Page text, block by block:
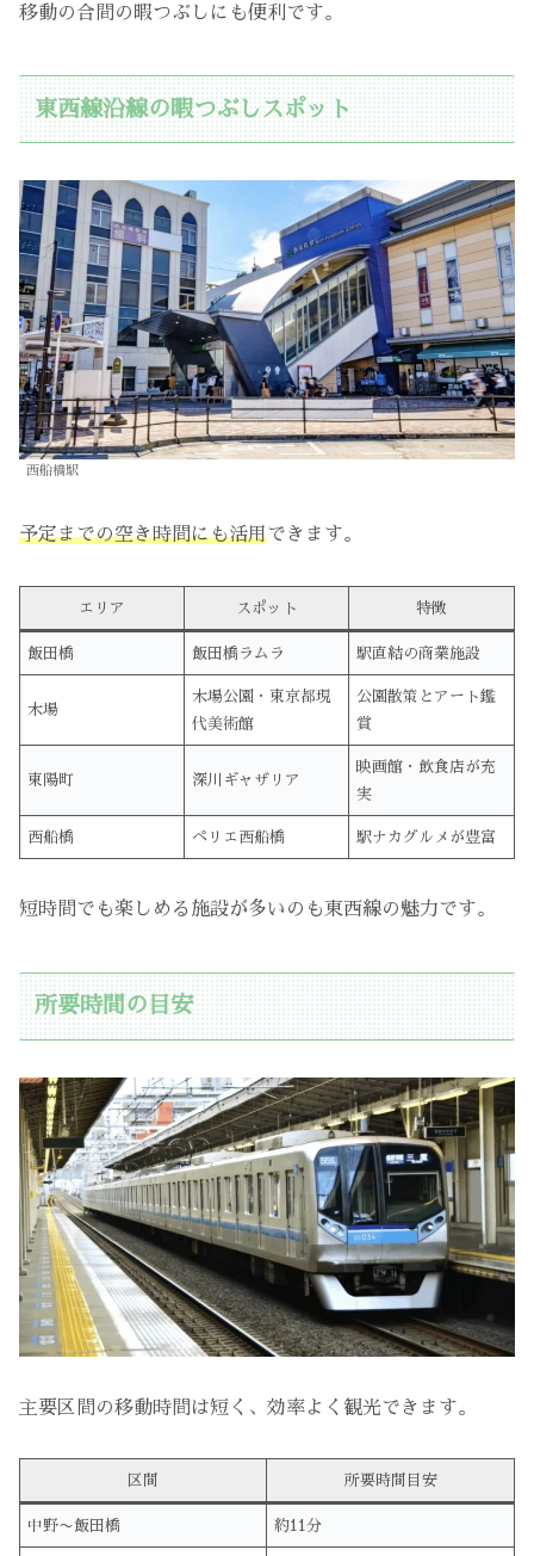
移動の合間の暇つぶしにも便利です。
東西線沿線の暇つぶしスポット
西船橋駅
予定までの空き時間にも活用できます。
エリア スポット 特徴
飯田橋 飯田橋ラムラ 駅直結の商業施設
木場
木場公園・東京都現
代美術館
公園散策とアート鑑
賞
東陽町 深川ギャザリア
映画館・飲食店が充
実
西船橋 ペリエ西船橋 駅ナカグルメが豊富
短時間でも楽しめる施設が多いのも東西線の魅力です。
所要時間の目安
主要区間の移動時間は短く、効率よく観光できます。
区間 所要時間目安
中野〜飯田橋 約11分